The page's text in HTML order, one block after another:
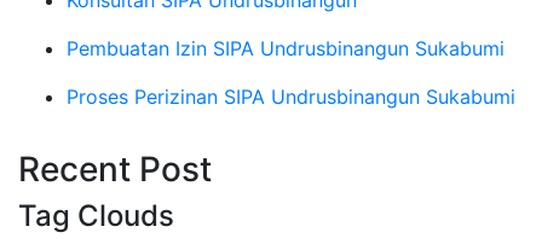
Pembuatan Izin SIPA Undrusbinangun Sukabumi
Proses Perizinan SIPA Undrusbinangun Sukabumi
Recent Post
Tag Clouds